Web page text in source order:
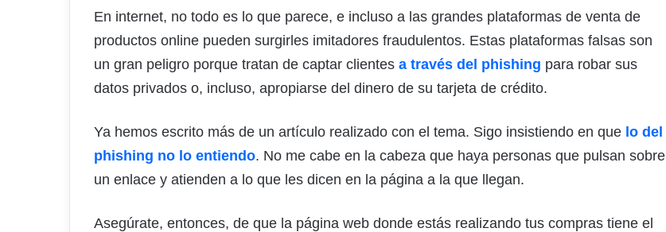
En internet, no todo es lo que parece, e incluso a las grandes plataformas de venta de
productos online pueden surgirles imitadores fraudulentos. Estas plataformas falsas son
un gran peligro porque tratan de captar clientes a través del phishing para robar sus
datos privados o, incluso, apropiarse del dinero de su tarjeta de crédito.
Ya hemos escrito más de un artículo realizado con el tema. Sigo insistiendo en que lo del
phishing no lo entiendo. No me cabe en la cabeza que haya personas que pulsan sobre
un enlace y atienden a lo que les dicen en la página a la que llegan.
Asegúrate, entonces, de que la página web donde estás realizando tus compras tiene el